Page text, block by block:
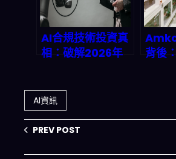
AI合規技術投資真
相：破解2026年
背後
AI資訊
PREV POST